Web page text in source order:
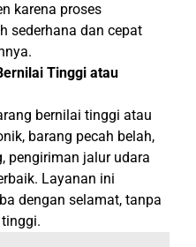
karena proses
sederhana dan cepat
Tinggi atau
bernilai tinggi atau
barang pecah belah,
pengiriman jalur udara
Layanan ini
dengan selamat, tanpa